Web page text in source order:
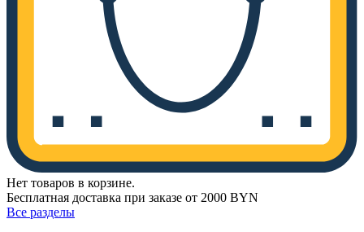
Нет товаров в корзине.
Бесплатная доставка при заказе от 2000 BYN
Все разделы